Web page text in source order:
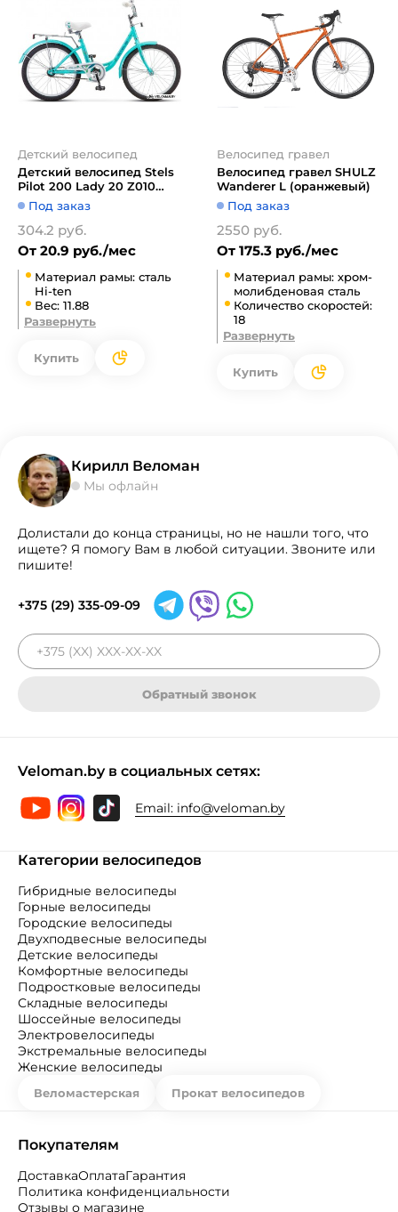
Детский велосипед
Детский велосипед Stels
Pilot 200 Lady 20 Z010
2021 (мятный)
Под заказ
304.2 руб.
От 20.9 руб./мес
Материал рамы: сталь
Hi-ten
Вес: 11.88
Развернуть
Купить
Велосипед гравел
Велосипед гравел SHULZ
Wanderer L (оранжевый)
Под заказ
2550 руб.
От 175.3 руб./мес
Материал рамы: хром-
молибденовая сталь
Количество скоростей:
18
Развернуть
Купить
Кирилл Веломан
Мы офлайн
Долистали до конца страницы, но не нашли того, что
ищете? Я помогу Вам в любой ситуации. Звоните или
пишите!
+375 (29) 335-09-09
Обратный звонок
Veloman.by в социальных сетях:
Email: info@veloman.by
Категории велосипедов
Гибридные велосипеды
Горные велосипеды
Городские велосипеды
Двухподвесные велосипеды
Детские велосипеды
Комфортные велосипеды
Подростковые велосипеды
Складные велосипеды
Шоссейные велосипеды
Электровелосипеды
Экстремальные велосипеды
Женские велосипеды
Веломастерская Прокат велосипедов
Покупателям
ДоставкаОплатаГарантия
Политика конфиденциальности
Отзывы о магазине